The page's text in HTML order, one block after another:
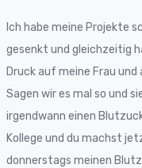
Ich habe meine Projekte
gesenkt und gleichzeitig
Druck auf meine Frau
Sagen wir es mal so und
irgendwann einen
Kollege und du machst
donnerstags meinen